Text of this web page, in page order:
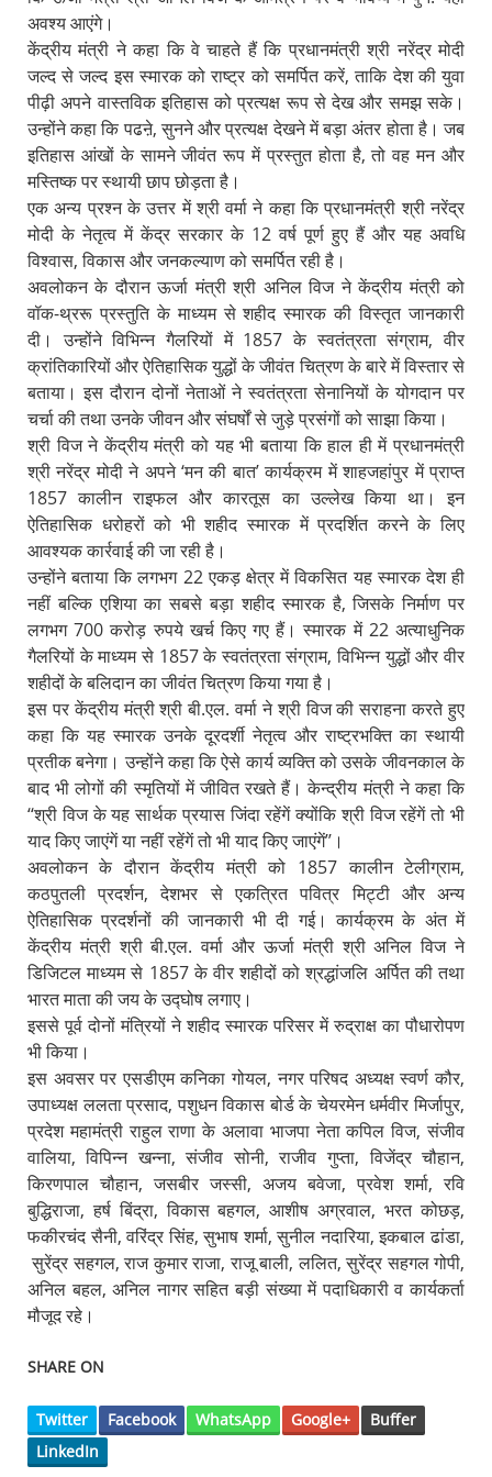
अवश्य आएंगे।
केंद्रीय मंत्री ने कहा कि वे चाहते हैं कि प्रधानमंत्री श्री नरेंद्र मोदी
जल्द से जल्द इस स्मारक को राष्ट्र को समर्पित करें, ताकि देश की युवा
पीढ़ी अपने वास्तविक इतिहास को प्रत्यक्ष रूप से देख और समझ सके।
उन्होंने कहा कि पढऩे, सुनने और प्रत्यक्ष देखने में बड़ा अंतर होता है। जब
इतिहास आंखों के सामने जीवंत रूप में प्रस्तुत होता है, तो वह मन और
मस्तिष्क पर स्थायी छाप छोड़ता है।
एक अन्य प्रश्न के उत्तर में श्री वर्मा ने कहा कि प्रधानमंत्री श्री नरेंद्र
मोदी के नेतृत्व में केंद्र सरकार के 12 वर्ष पूर्ण हुए हैं और यह अवधि
विश्वास, विकास और जनकल्याण को समर्पित रही है।
अवलोकन के दौरान ऊर्जा मंत्री श्री अनिल विज ने केंद्रीय मंत्री को
वॉक-थ्ररू प्रस्तुति के माध्यम से शहीद स्मारक की विस्तृत जानकारी
दी। उन्होंने विभिन्न गैलरियों में 1857 के स्वतंत्रता संग्राम, वीर
क्रांतिकारियों और ऐतिहासिक युद्धों के जीवंत चित्रण के बारे में विस्तार से
बताया। इस दौरान दोनों नेताओं ने स्वतंत्रता सेनानियों के योगदान पर
चर्चा की तथा उनके जीवन और संघर्षों से जुड़े प्रसंगों को साझा किया।
श्री विज ने केंद्रीय मंत्री को यह भी बताया कि हाल ही में प्रधानमंत्री
श्री नरेंद्र मोदी ने अपने ‘मन की बात’ कार्यक्रम में शाहजहांपुर में प्राप्त
1857 कालीन राइफल और कारतूस का उल्लेख किया था। इन
ऐतिहासिक धरोहरों को भी शहीद स्मारक में प्रदर्शित करने के लिए
आवश्यक कार्रवाई की जा रही है।
उन्होंने बताया कि लगभग 22 एकड़ क्षेत्र में विकसित यह स्मारक देश ही
नहीं बल्कि एशिया का सबसे बड़ा शहीद स्मारक है, जिसके निर्माण पर
लगभग 700 करोड़ रुपये खर्च किए गए हैं। स्मारक में 22 अत्याधुनिक
गैलरियों के माध्यम से 1857 के स्वतंत्रता संग्राम, विभिन्न युद्धों और वीर
शहीदों के बलिदान का जीवंत चित्रण किया गया है।
इस पर केंद्रीय मंत्री श्री बी.एल. वर्मा ने श्री विज की सराहना करते हुए
कहा कि यह स्मारक उनके दूरदर्शी नेतृत्व और राष्ट्रभक्ति का स्थायी
प्रतीक बनेगा। उन्होंने कहा कि ऐसे कार्य व्यक्ति को उसके जीवनकाल के
बाद भी लोगों की स्मृतियों में जीवित रखते हैं। केन्द्रीय मंत्री ने कहा कि
‘‘श्री विज के यह सार्थक प्रयास जिंदा रहेंगें क्योंकि श्री विज रहेंगें तो भी
याद किए जाएंगें या नहीं रहेंगें तो भी याद किए जाएंगें’’।
अवलोकन के दौरान केंद्रीय मंत्री को 1857 कालीन टेलीग्राम,
कठपुतली प्रदर्शन, देशभर से एकत्रित पवित्र मिट्टी और अन्य
ऐतिहासिक प्रदर्शनों की जानकारी भी दी गई। कार्यक्रम के अंत में
केंद्रीय मंत्री श्री बी.एल. वर्मा और ऊर्जा मंत्री श्री अनिल विज ने
डिजिटल माध्यम से 1857 के वीर शहीदों को श्रद्धांजलि अर्पित की तथा
भारत माता की जय के उद्घोष लगाए।
इससे पूर्व दोनों मंत्रियों ने शहीद स्मारक परिसर में रुद्राक्ष का पौधारोपण
भी किया।
इस अवसर पर एसडीएम कनिका गोयल, नगर परिषद अध्यक्ष स्वर्ण कौर,
उपाध्यक्ष ललता प्रसाद, पशुधन विकास बोर्ड के चेयरमेन धर्मवीर मिर्जापुर,
प्रदेश महामंत्री राहुल राणा के अलावा भाजपा नेता कपिल विज, संजीव
वालिया, विपिन्न खन्ना, संजीव सोनी, राजीव गुप्ता, विजेंद्र चौहान,
किरणपाल चौहान, जसबीर जस्सी, अजय बवेजा, प्रवेश शर्मा, रवि
बुद्धिराजा, हर्ष बिंद्रा, विकास बहगल, आशीष अग्रवाल, भरत कोछड़,
फकीरचंद सैनी, वरिंद्र सिंह, सुभाष शर्मा, सुनील नदारिया, इकबाल ढांडा,
सुरेंद्र सहगल, राज कुमार राजा, राजू बाली, ललित, सुरेंद्र सहगल गोपी,
अनिल बहल, अनिल नागर सहित बड़ी संख्या में पदाधिकारी व कार्यकर्ता
मौजूद रहे।
SHARE ON
Twitter Facebook WhatsApp Google+
Buffer
LinkedIn